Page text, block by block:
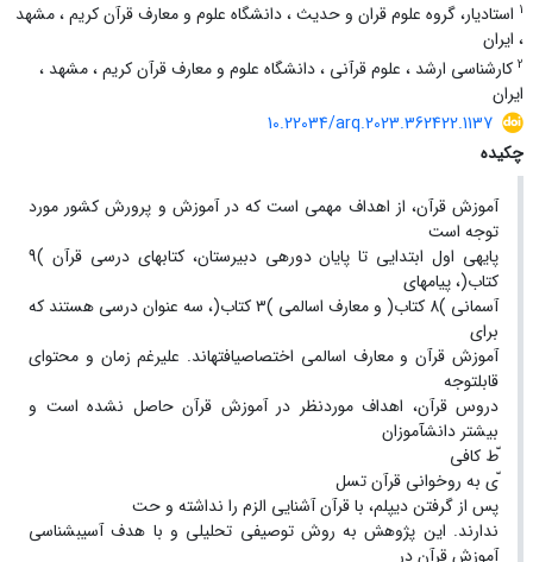
1 استادیار، گروه علوم قران و حدیث ، دانشگاه علوم و معارف قرآن کریم ، مشهد
، ایران
2 کارشناسی ارشد ، علوم قرآنی ، دانشگاه علوم و معارف قرآن کریم ، مشهد ،
ایران
10.22034/arq.2023.362422.1137
چکیده
آموزش قرآن، از اهداف مهمی است که در آموزش و پرورش کشور مورد
توجه است
پایهی اول ابتدایی تا پایان دورهی دبیرستان، کتابهای درسی قرآن )9
کتاب(، پیامهای
آسمانی )8 کتاب( و معارف اسالمی )۳ کتاب(، سه عنوان درسی هستند که
برای
آموزش قرآن و معارف اسالمی اختصاصیافتهاند. علیرغم زمان و محتوای
قابلتوجه
دروس قرآن، اهداف موردنظر در آموزش قرآن حاصل نشده است و
بیشتر دانشآموزان
ّط کافی
ّی به روخوانی قرآن تسل
پس از گرفتن دیپلم، با قرآن آشنایی الزم را نداشته و حت
ندارند. این پژوهش به روش توصیفی تحلیلی و با هدف آسیبشناسی
آموزش قرآن در